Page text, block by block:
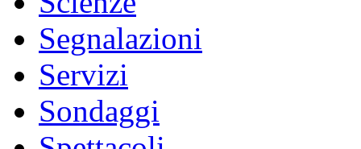
Segnalazioni
Servizi
Sondaggi